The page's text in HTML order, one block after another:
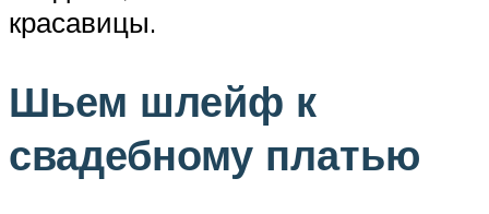
красавицы.
Шьем шлейф к
свадебному платью